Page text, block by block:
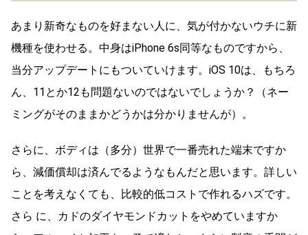
あまり新奇なものを好まない人に、気が付かないウチに新
機種を使わせる。中身はiPhone 6s同等なものですから、
当分アップデートにもついていけます。iOS 10は、もちろ
ん、11とか12も問題ないのではないでしょうか？（ネー
ミングがそのままかどうかは分かりませんが）。
さらに、ボディは（多分）世界で一番売れた端末ですか
ら、減価償却は済んでるようなもんだと思います。詳しい
ことを考えなくても、比較的低コストで作れるハズです。
さら に、カドのダイヤモンドカットをやめていますか